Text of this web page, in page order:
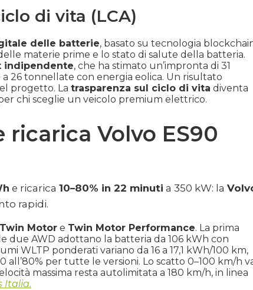
di vita (LCA)
delle batterie, basato su tecnologia
materie prime e lo stato di salute della batteria.
indipendente, che ha stimato un’impronta di 31
26 tonnellate con energia eolica. Un risultato
progetto. La trasparenza sul ciclo di vita diventa
chi sceglie un veicolo premium elettrico.
Volvo ES90
e ricarica 10–80% in 22 minuti a 350 kW: la
rapidi.
Twin Motor e Twin Motor Performance. La prima
due AWD adottano la batteria da 106 kWh con
WLTP ponderati variano da 16 a 17,1 kWh/100 km,
all’80% per tutte le versioni. Lo scatto 0–100 km/h
massima resta autolimitata a 180 km/h, in linea
Italia.